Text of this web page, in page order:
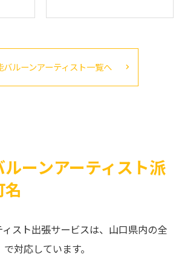
バルーンアーティスト一覧へ
ーンアーティスト派
スト出張サービスは、山口県内の全
対応しています。